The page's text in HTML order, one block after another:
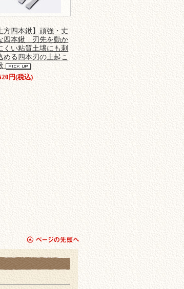
方四本鍬】頑強・丈
四本鍬 刃先を動か
くい粘質土壌にも刺
める四本刃の土起こ
円(税込)
page top